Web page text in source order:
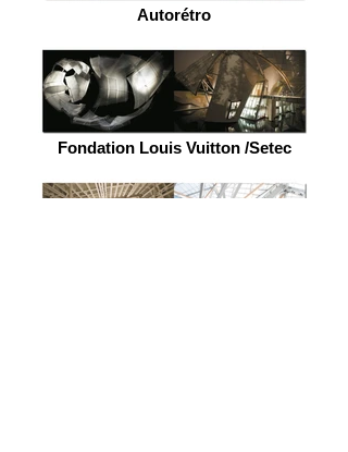
Autorétro
Fondation Louis Vuitton /Setec